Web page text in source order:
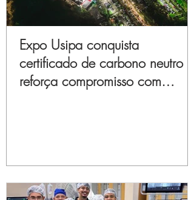
Expo Usipa conquista
certificado de carbono neutro e
reforça compromisso com